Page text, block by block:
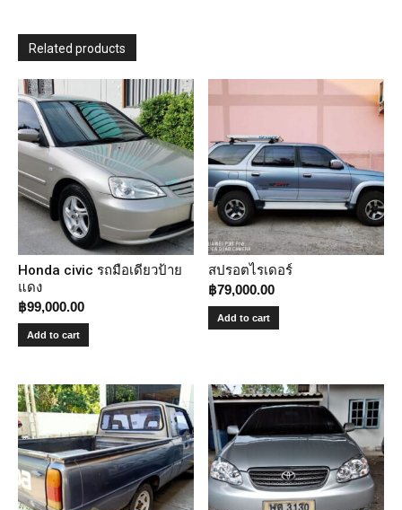
Related products
Honda civic รถมือเดียวป้าย
แดง
฿99,000.00
Add to cart
สปรอตไรเดอร์
฿79,000.00
Add to cart